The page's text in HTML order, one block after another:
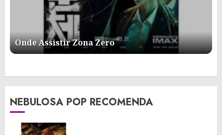
Onde Assistir Zona Zero
NEBULOSA POP RECOMENDA